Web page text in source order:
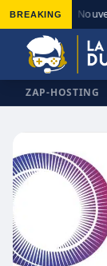
BREAKING◆
ZAP-HOSTING